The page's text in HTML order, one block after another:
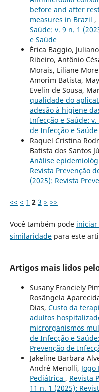
before and after
measures in Brazil ,
Saúde: v. 9 n. 1
e Saúde
Érica Baggio,
Ribeiro, Antônio
Morais, Liliane
Amorim Batista,
Evelin de Sousa,
qualidade do
adesão à higiene
Infecção e Saúde:
de Infecção e Saúde
Raquel Cristina
Batista dos Santos
Análise
Revista Prevenção
(2025): Revista
<< < 1 2 3 > >>
Você também pode iniciar
similaridadepara este
Artigos mais lidos
Susany Franciely
Rosângela
Dias, Custo da
adultos
microrganismos
de Infecção e
Prevenção de
Jakeline Barbara
André Menolli,
Pediátrica , Revista
11 n. 1 (2025):